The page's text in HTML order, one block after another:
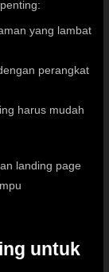
yang lambat
perangkat
harus mudah
landing page
untuk